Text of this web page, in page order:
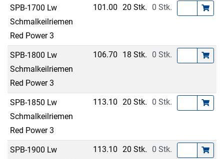
SPB-1700 Lw
Schmalkeilriemen
Red Power 3
101.00 20 Stk. 0 Stk.
SPB-1800 Lw
Schmalkeilriemen
Red Power 3
106.70 18 Stk. 0 Stk.
SPB-1850 Lw
Schmalkeilriemen
Red Power 3
113.10 20 Stk. 0 Stk.
SPB-1900 Lw
113.10 20 Stk. 0 Stk.